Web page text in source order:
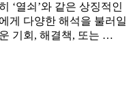
‘열쇠’와 같은 상징적인
게 다양한 해석을 불러일
기회, 해결책, 또는 …